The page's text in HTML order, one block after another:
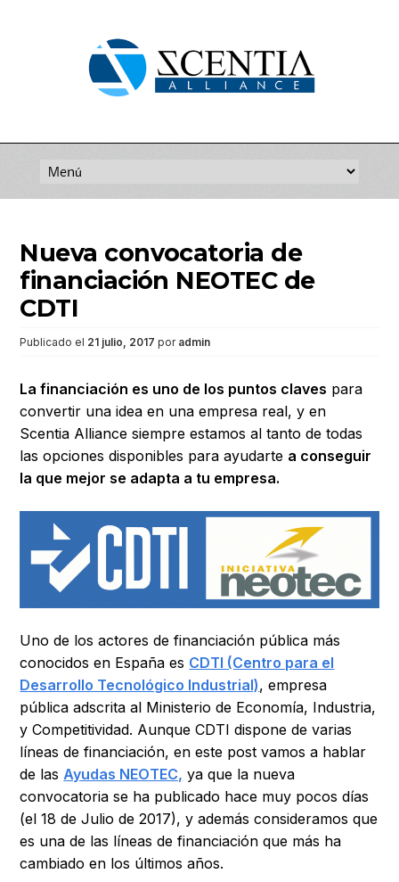
contenido
Nueva convocatoria de
financiación NEOTEC de
CDTI
Publicado el 21 julio, 2017 por admin
La financiación es uno de los puntos claves para
convertir una idea en una empresa real, y en
Scentia Alliance siempre estamos al tanto de todas
las opciones disponibles para ayudarte a conseguir
la que mejor se adapta a tu empresa.
Uno de los actores de financiación pública más
conocidos en España es CDTI (Centro para el
Desarrollo Tecnológico Industrial), empresa
pública adscrita al Ministerio de Economía, Industria,
y Competitividad. Aunque CDTI dispone de varias
líneas de financiación, en este post vamos a hablar
de lasAyudas NEOTEC, ya que la nueva
convocatoria se ha publicado hace muy pocos días
(el 18 de Julio de 2017), y además consideramos que
es una de las líneas de financiación que más ha
cambiado en los últimos años.